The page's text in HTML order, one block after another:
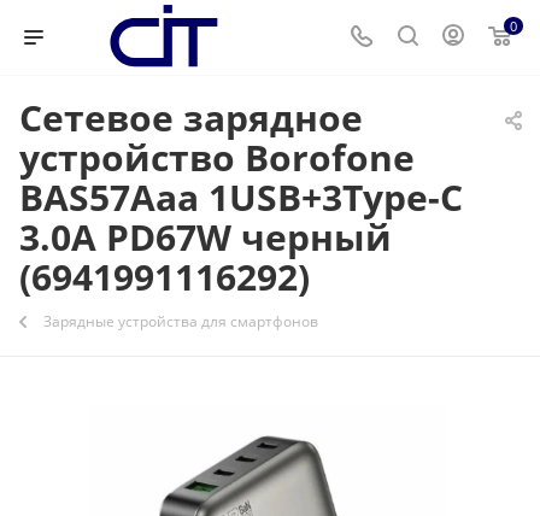
0
Сетевое зарядное
устройство Borofone
BAS57Aaa 1USB+3Type-C
3.0A PD67W черный
(6941991116292)
Зарядные устройства для смартфонов